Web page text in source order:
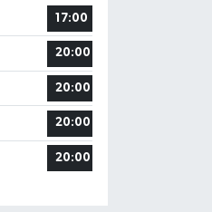
17:00
20:00
20:00
20:00
20:00